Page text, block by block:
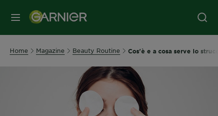
MENU
Home Magazine Beauty Routine Cos'è e a cosa serve lo